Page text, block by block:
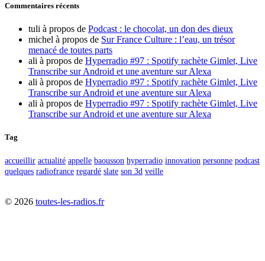
Commentaires récents
tuli à propos de Podcast : le chocolat, un don des dieux
michel à propos de Sur France Culture : l’eau, un trésor
menacé de toutes parts
ali à propos de Hyperradio #97 : Spotify rachète Gimlet, Live
Transcribe sur Android et une aventure sur Alexa
ali à propos de Hyperradio #97 : Spotify rachète Gimlet, Live
Transcribe sur Android et une aventure sur Alexa
ali à propos de Hyperradio #97 : Spotify rachète Gimlet, Live
Transcribe sur Android et une aventure sur Alexa
Tag
accueillir actualité appelle baousson hyperradio innovation personne podcast
quelques radiofrance regardé slate son 3d veille
© 2026 toutes-les-radios.fr